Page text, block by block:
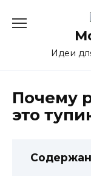
Идеи
Почему
это